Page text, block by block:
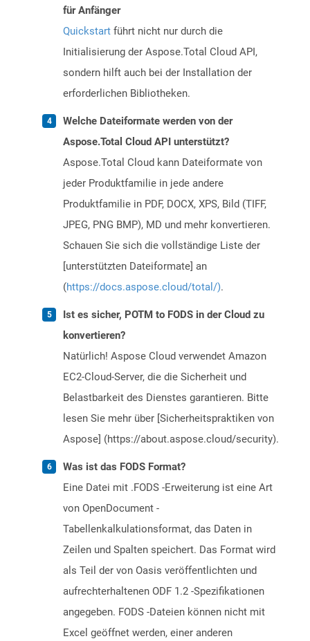
für Anfänger
Quickstart führt nicht nur durch die
Initialisierung der Aspose.Total Cloud API,
sondern hilft auch bei der Installation der
erforderlichen Bibliotheken.
Welche Dateiformate werden von der
Aspose.Total Cloud API unterstützt?
Aspose.Total Cloud kann Dateiformate von
jeder Produktfamilie in jede andere
Produktfamilie in PDF, DOCX, XPS, Bild (TIFF,
JPEG, PNG BMP), MD und mehr konvertieren.
Schauen Sie sich die vollständige Liste der
[unterstützten Dateiformate] an
(https://docs.aspose.cloud/total/).
Ist es sicher, POTM to FODS in der Cloud zu
konvertieren?
Natürlich! Aspose Cloud verwendet Amazon
EC2-Cloud-Server, die die Sicherheit und
Belastbarkeit des Dienstes garantieren. Bitte
lesen Sie mehr über [Sicherheitspraktiken von
Aspose] (https://about.aspose.cloud/security).
Was ist das FODS Format?
Eine Datei mit .FODS -Erweiterung ist eine Art
von OpenDocument -
Tabellenkalkulationsformat, das Daten in
Zeilen und Spalten speichert. Das Format wird
als Teil der von Oasis veröffentlichten und
aufrechterhaltenen ODF 1.2 -Spezifikationen
angegeben. FODS -Dateien können nicht mit
Excel geöffnet werden, einer anderen